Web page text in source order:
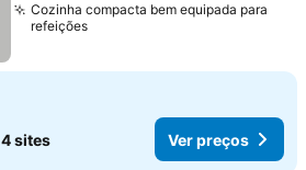
Cozinha compacta bem equipada para
refeições
4 sites Ver preços